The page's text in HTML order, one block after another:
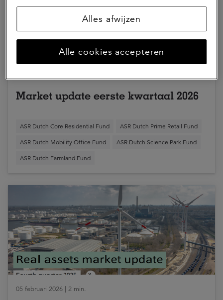
11 mei 2026 | 1 min.
Market update eerste kwartaal 2026
ASR Dutch Core Residential Fund ASR Dutch Prime Retail Fund
ASR Dutch Mobility Office Fund ASR Dutch Science Park Fund
ASR Dutch Farmland Fund
05 februari 2026 | 2 min.
Alles afwijzen
Alle cookies accepteren